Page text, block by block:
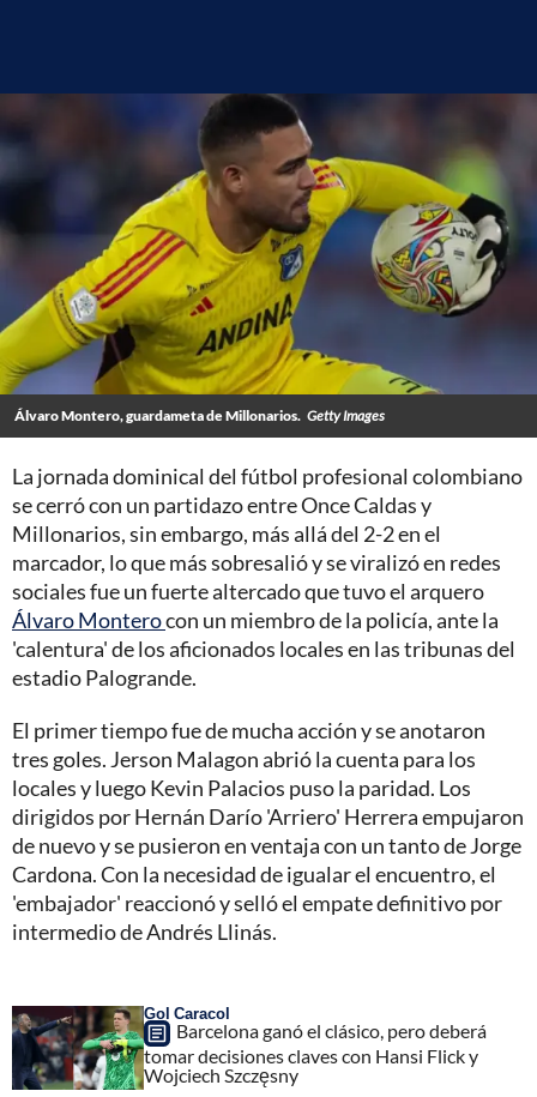
Álvaro Montero, guardameta de Millonarios. Getty Images
La jornada dominical del fútbol profesional colombiano
se cerró con un partidazo entre Once Caldas y
Millonarios, sin embargo, más allá del 2-2 en el
marcador, lo que más sobresalió y se viralizó en redes
sociales fue un fuerte altercado que tuvo el arquero
Álvaro Monterocon un miembro de la policía, ante la
'calentura' de los aficionados locales en las tribunas del
estadio Palogrande.
El primer tiempo fue de mucha acción y se anotaron
tres goles. Jerson Malagon abrió la cuenta para los
locales y luego Kevin Palacios puso la paridad. Los
dirigidos por Hernán Darío 'Arriero' Herrera empujaron
de nuevo y se pusieron en ventaja con un tanto de Jorge
Cardona. Con la necesidad de igualar el encuentro, el
'embajador' reaccionó y selló el empate definitivo por
intermedio de Andrés Llinás.
Gol Caracol
Barcelona ganó el clásico, pero deberá
tomar decisiones claves con Hansi Flick y
Wojciech Szczęsny